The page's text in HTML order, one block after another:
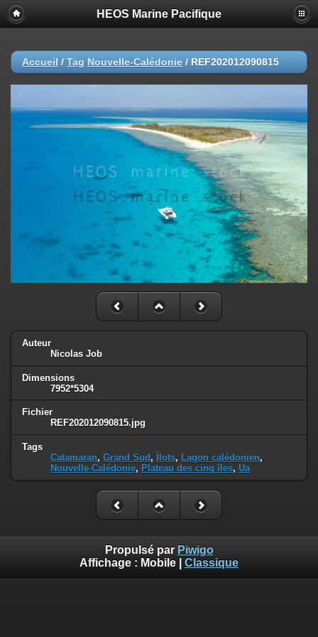
HEOS Marine Pacifique
Accueil / Tag Nouvelle-Calédonie / REF202012090815
Auteur
Nicolas Job
Dimensions
7952*5304
Fichier
REF202012090815.jpg
Tags
Catamaran, Grand Sud , Îlots, Lagon calédonien,
Nouvelle-Calédonie, Plateau des cinq îles, Ua
Propulsé par Piwigo
Affichage : Mobile Classique